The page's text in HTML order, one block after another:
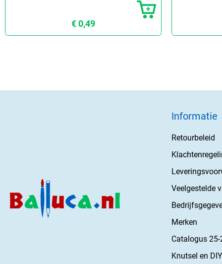
€ 0,49
Informatie
Retourbeleid
Veelgestelde
Merken
Catalogus 25-
Knutsel en